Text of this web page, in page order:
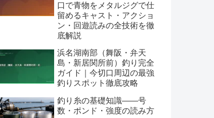
口で青物をメタルジグで仕
留めるキャスト・アクショ
ン・回遊読みの全技術を徹
底解説
浜名湖南部（舞阪・弁天
島・新居関所前）釣り完全
ガイド｜今切口周辺の最強
釣りスポット徹底攻略
釣り糸の基礎知識——号
数・ポンド・強度の読み方